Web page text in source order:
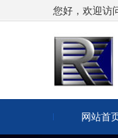
您好，欢迎访
网站首